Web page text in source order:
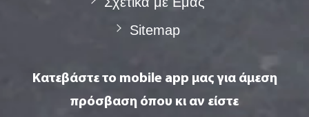
Sitemap
Κατεβάστε το mobile app μας για άμεση
πρόσβαση όπου κι αν είστε